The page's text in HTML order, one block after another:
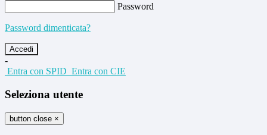
Password
Password dimenticata?
-
Entra con SPID Entra con CIE
Seleziona utente
button close ×